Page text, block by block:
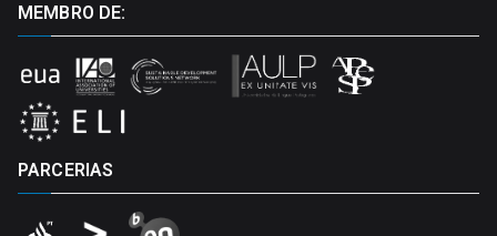
MEMBRO DE:
PARCERIAS